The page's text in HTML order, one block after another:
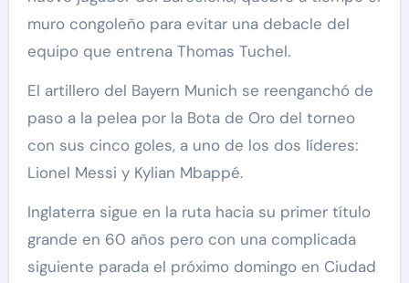
muro congoleño para evitar una debacle del
equipo que entrena Thomas Tuchel.
El artillero del Bayern Munich se reenganchó de
paso a la pelea por la Bota de Oro del torneo
con sus cinco goles, a uno de los dos líderes:
Lionel Messi y Kylian Mbappé.
Inglaterra sigue en la ruta hacia su primer título
grande en 60 años pero con una complicada
siguiente parada el próximo domingo en Ciudad